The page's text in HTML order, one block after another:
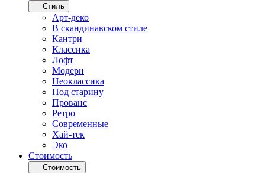
Стиль
Арт-деко
В скандинавском стиле
Кантри
Классика
Лофт
Модерн
Неоклассика
Под старину
Прованс
Ретро
Современные
Хай-тек
Эко
Стоимость
Стоимость